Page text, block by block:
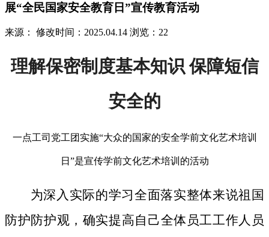
展“全民国家安全教育日”宣传教育活动
来源： 修改时间：2025.04.14 浏览：22
理解保密制度基本知识 保障短信
安全的
一点工司党工团实施“大众的国家的安全学前文化艺术培训
日”是宣传学前文化艺术培训的活动
为深入实际的学习全面落实整体来说祖国
防护防护观，确实提高自己全体员工工作人员